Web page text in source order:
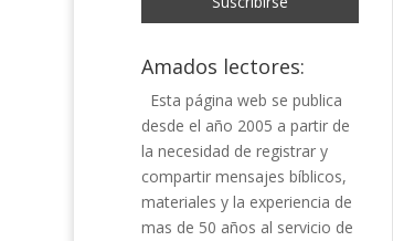
Amados lectores:
Esta página web se publica
desde el año 2005 a partir de
la necesidad de registrar y
compartir mensajes bíblicos,
materiales y la experiencia de
mas de 50 años al servicio de